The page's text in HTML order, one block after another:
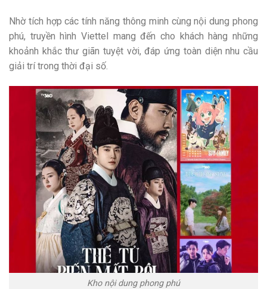
Nhờ tích hợp các tính năng thông minh cùng nội dung phong
phú, truyền hình Viettel mang đến cho khách hàng những
khoảnh khắc thư giãn tuyệt vời, đáp ứng toàn diện nhu cầu
giải trí trong thời đại số.
Kho nội dung phong phú